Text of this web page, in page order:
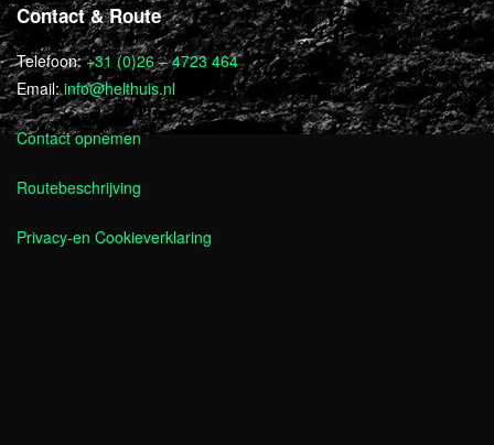
Contact & Route
Telefoon:+31 (0)26 – 4723 464
Email:info@helthuis.nl
Contact opnemen
Routebeschrijving
Privacy-en Cookieverklaring